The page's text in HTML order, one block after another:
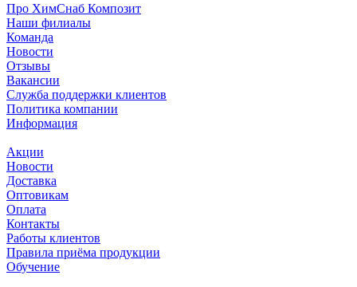
Про ХимСнаб Композит
Наши филиалы
Команда
Новости
Отзывы
Вакансии
Служба поддержки клиентов
Политика компании
Информация
Акции
Новости
Доставка
Оптовикам
Оплата
Контакты
Работы клиентов
Правила приёма продукции
Обучение